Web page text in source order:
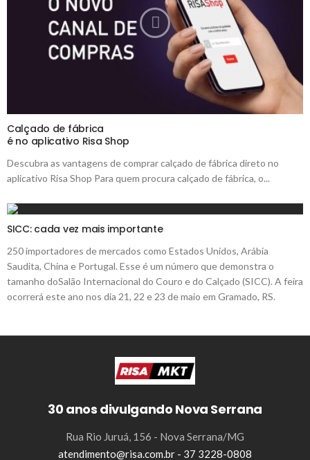
Calçado de fábrica
é no aplicativo Risa Shop
Descubra as vantagens de comprar calçado de fábrica direto no
aplicativo Risa Shop Para quem procura calçado de fábrica, o...
SICC: cada vez mais importante
250 importadores de mercados como Estados Unidos, Arábia
Saudita, China e Portugal. Esse é um número que demonstra o
tamanho doSalão Internacional do Couro e do Calçado (SICC). A feira
ocorrerá este ano nos dia 21, 22 e 23 de maio em Gramado, RS.
30 anos divulgando Nova Serrana
Rua Rio Juruá, 156 - Nova Serrana/MG
atendimento@risa.com.br - 37 3228-0808